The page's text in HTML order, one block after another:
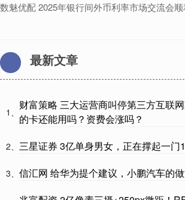
数魅优配 2025年银行间外币利率市场交流会
最新文章
1、
财富策略 三大运营商叫停第三方互联
的卡还能用吗？资费会涨吗？
2、 三星证券 3亿单身男女，正在撑起一门
3、 信汇网 给华为提个建议，小鹏汽车的